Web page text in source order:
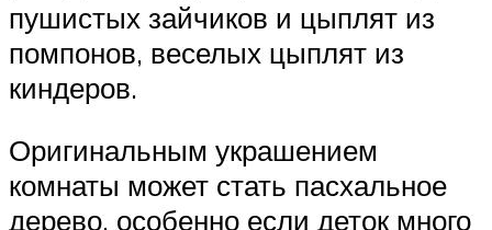
пушистых зайчиков и цыплят из
помпонов, веселых цыплят из
киндеров.
Оригинальным украшением
комнаты может стать пасхальное
дерево, особенно если деток много